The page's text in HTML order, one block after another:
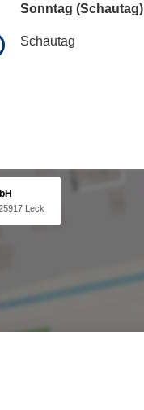
Sonntag (Schautag)
Schautag
Leck